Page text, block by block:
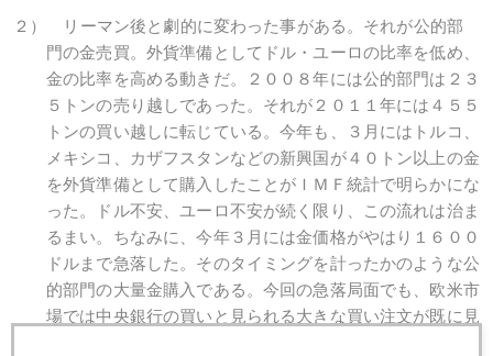
２） リーマン後と劇的に変わった事がある。それが公的部
門の金売買。外貨準備としてドル・ユーロの比率を低め、
金の比率を高める動きだ。２００８年には公的部門は２３
５トンの売り越しであった。それが２０１１年には４５５
トンの買い越しに転じている。今年も、３月にはトルコ、
メキシコ、カザフスタンなどの新興国が４０トン以上の金
を外貨準備として購入したことがＩＭＦ統計で明らかにな
った。ドル不安、ユーロ不安が続く限り、この流れは治ま
るまい。ちなみに、今年３月には金価格がやはり１６００
ドルまで急落した。そのタイミングを計ったかのような公
的部門の大量金購入である。今回の急落局面でも、欧米市
場では中央銀行の買いと見られる大きな買い注文が既に見